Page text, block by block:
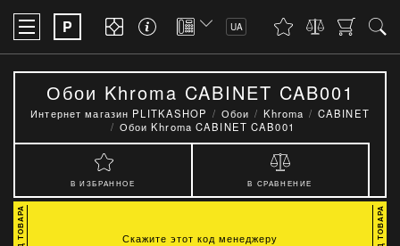
P UA
Обои Khroma CABINET CAB001
Интернет магазин PLITKASHOP Обои Khroma
CABINET
Обои Khroma CABINET CAB001
В ИЗБРАННОЕ В СРАВНЕНИЕ
Скажите этот код менеджеру